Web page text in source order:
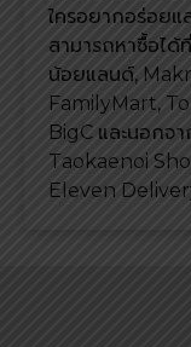
ใครอยากอร่อยแ
สามารถหาซื้อได้
น้อยแลนด์,
FamilyMart,
BigC และนอกจ
Taokaenoi
Eleven